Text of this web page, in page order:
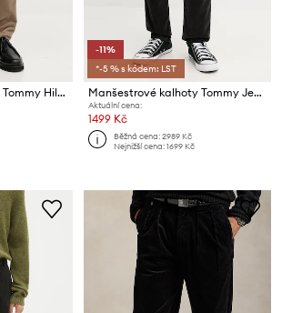
Manšestrové kalhoty Tommy Hilfiger
-11%
*-5 % s kódem: LST
Manšestrové kalhoty Tommy Jeans
Aktuální cena:
1499 Kč
Běžná cena:2989 Kč
Nejnižší cena:1699 Kč